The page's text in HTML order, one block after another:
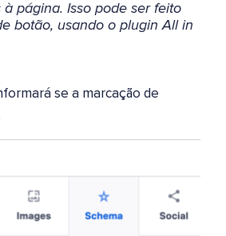
página. Isso pode ser feito
botão, usando o plugin All in
se a marcação de